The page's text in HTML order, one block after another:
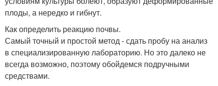
плоды, а нередко и гибнут.
Как определить реакцию почвы.
Самый точный и простой метод - сдать пробу на анализ
в специализированную лабораторию. Но это далеко не
всегда возможно, поэтому обойдемся подручными
средствами.